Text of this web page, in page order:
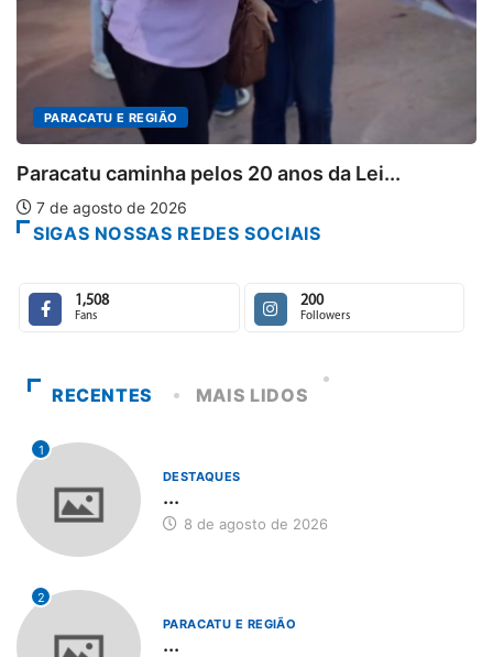
PARACATU E REGIÃO
Paracatu caminha pelos 20 anos da Lei...
7 de agosto de 2026
SIGAS NOSSAS REDES SOCIAIS
1,508
Fans
200
Followers
RECENTES MAIS LIDOS
1
DESTAQUES
...
8 de agosto de 2026
2
PARACATU E REGIÃO
...